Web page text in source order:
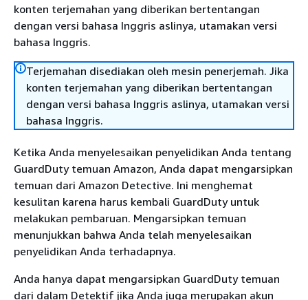
konten terjemahan yang diberikan bertentangan
dengan versi bahasa Inggris aslinya, utamakan versi
bahasa Inggris.
Terjemahan disediakan oleh mesin penerjemah. Jika
konten terjemahan yang diberikan bertentangan
dengan versi bahasa Inggris aslinya, utamakan versi
bahasa Inggris.
Ketika Anda menyelesaikan penyelidikan Anda tentang
GuardDuty temuan Amazon, Anda dapat mengarsipkan
temuan dari Amazon Detective. Ini menghemat
kesulitan karena harus kembali GuardDuty untuk
melakukan pembaruan. Mengarsipkan temuan
menunjukkan bahwa Anda telah menyelesaikan
penyelidikan Anda terhadapnya.
Anda hanya dapat mengarsipkan GuardDuty temuan
dari dalam Detektif jika Anda juga merupakan akun